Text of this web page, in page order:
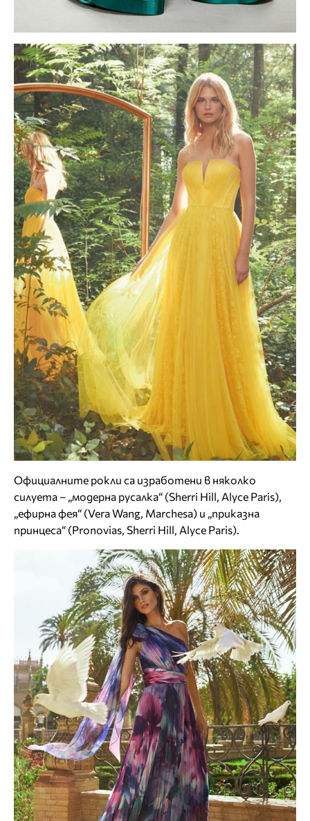
Официалните рокли са изработени в няколко
силуета – „модерна русалка“ (Sherri Hill, Alyce Paris),
„ефирна фея“ (Vera Wang, Marchesa) и „приказна
принцеса“ (Pronovias, Sherri Hill, Alyce Paris).